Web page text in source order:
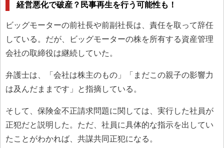
経営悪化で破産？民事再生を行う可能性も！
ビッグモーターの前社長や前副社長は、責任を取って辞任
している。だが、ビッグモーターの株を所有する資産管理
会社の取締役は継続していた。
弁護士は、「会社は株主のもの」「まだこの親子の影響力
は及んだままです」と指摘している。
そして、保険金不正請求問題に関しては、実行した社員が
正犯だと説明した。ただ、社員に具体的な指示を出してい
たことがわかれば、共謀共同正犯になる。